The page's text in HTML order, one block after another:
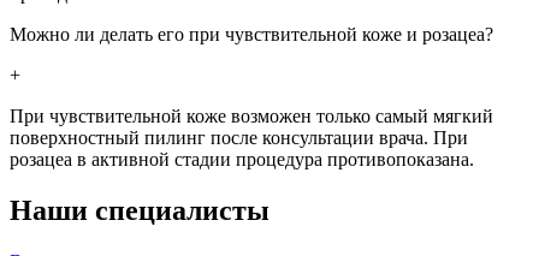
Можно ли делать его при чувствительной коже и розацеа?
+
При чувствительной коже возможен только самый мягкий
поверхностный пилинг после консультации врача. При
розацеа в активной стадии процедура противопоказана.
Наши специалисты